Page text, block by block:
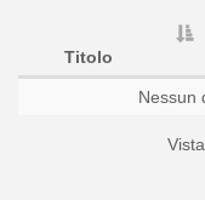
Titolo
Nessun